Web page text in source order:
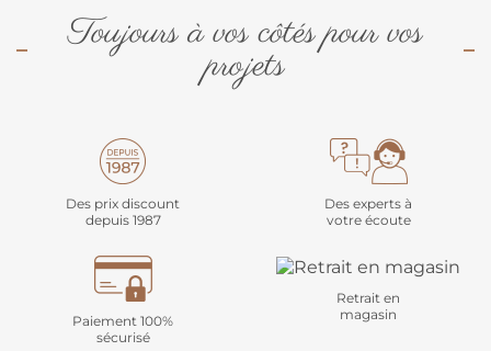
Toujours à vos côtés pour vos
projets
Des prix discount
depuis 1987
Des experts à
votre écoute
Paiement 100%
sécurisé
Retrait en
magasin